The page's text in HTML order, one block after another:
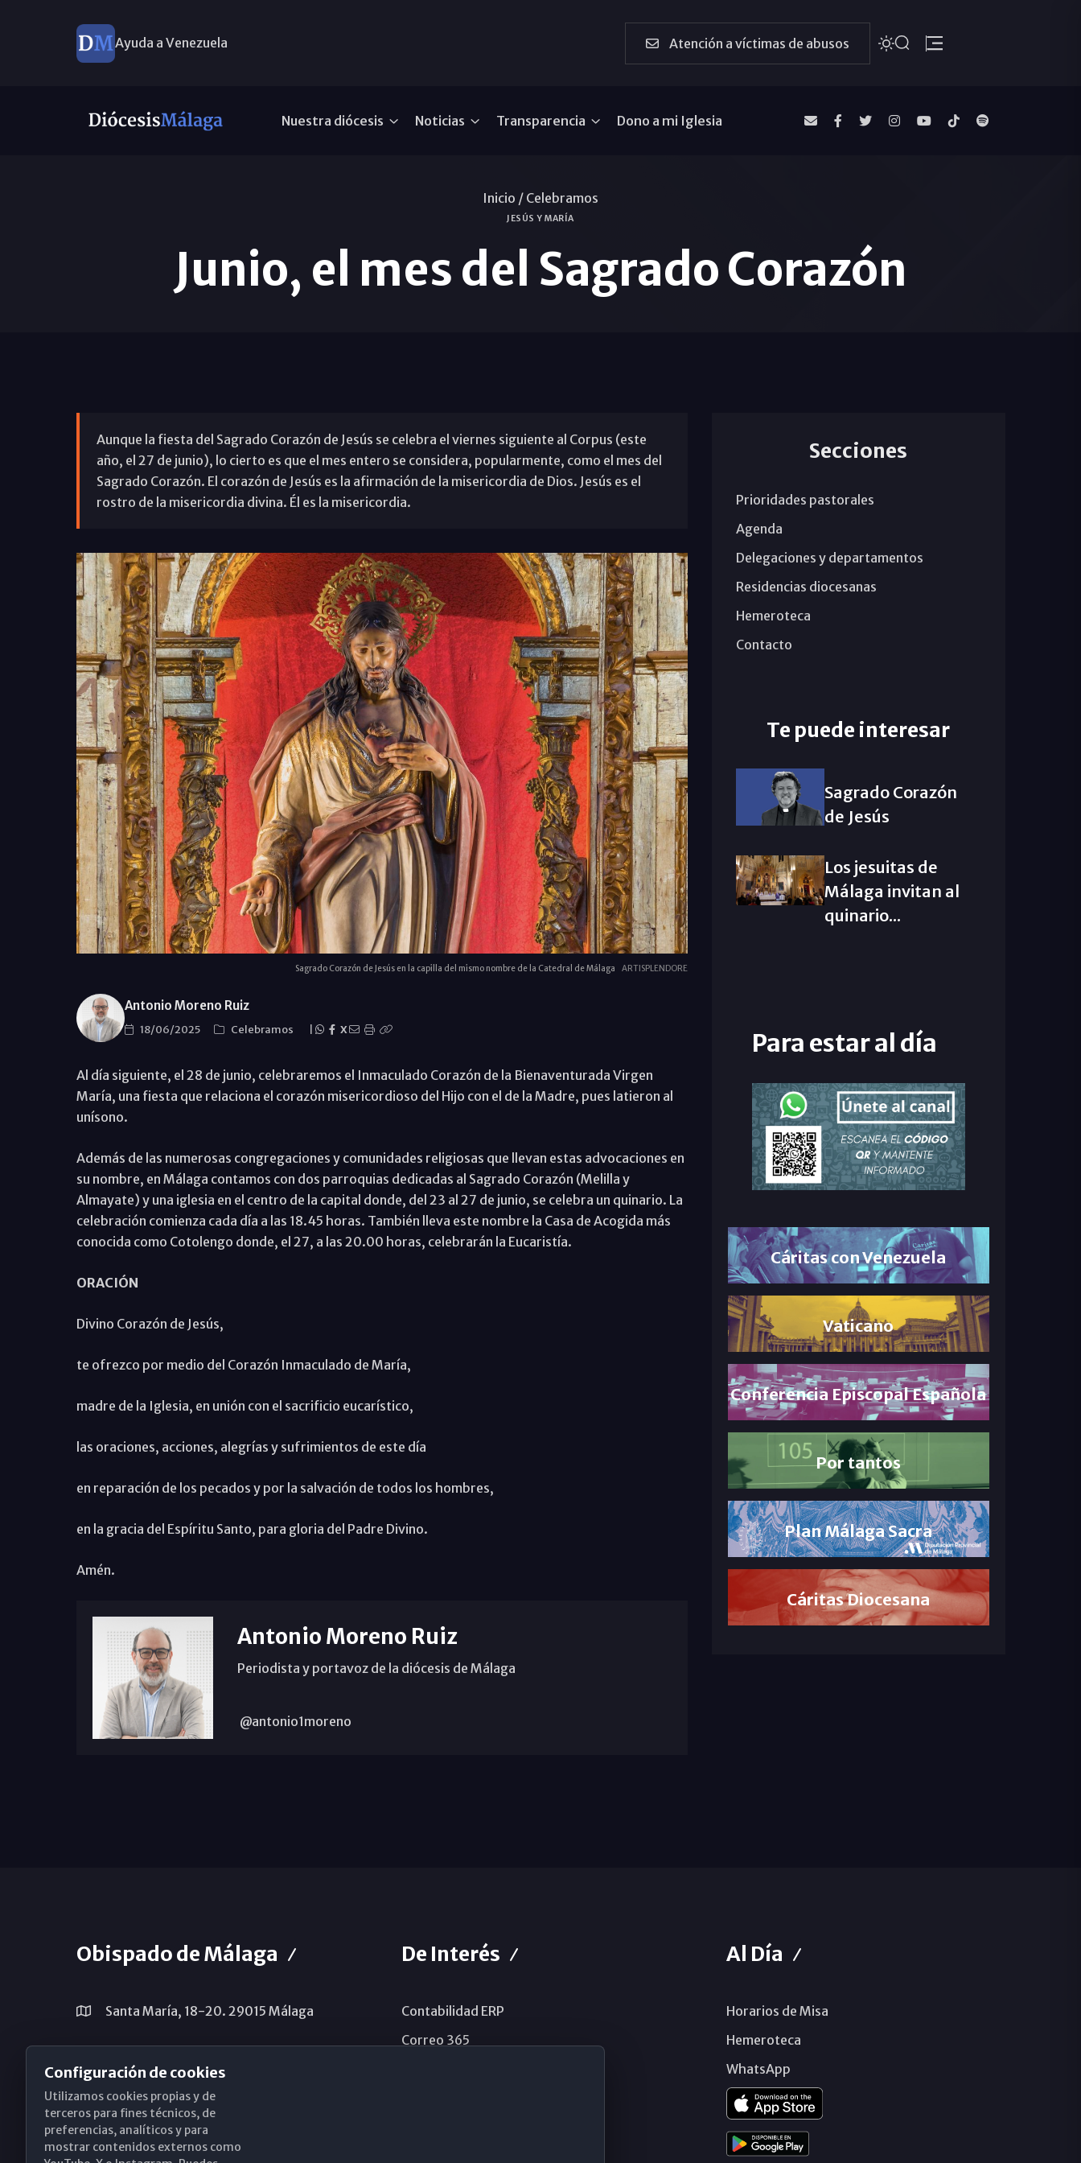
Ayuda a Venezuela Atención a víctimas de abusos
Nuestra diócesis Noticias Transparencia Dono a mi Iglesia
Inicio / Celebramos
JESÚS Y MARÍA
Junio, el mes del Sagrado Corazón
Aunque la fiesta del Sagrado Corazón de Jesús se celebra el viernes siguiente al Corpus (este
año, el 27 de junio), lo cierto es que el mes entero se considera, popularmente, como el mes del
Sagrado Corazón. El corazón de Jesús es la afirmación de la misericordia de Dios. Jesús es el
rostro de la misericordia divina. Él es la misericordia.
Sagrado Corazón de Jesús en la capilla del mismo nombre de la Catedral de Málaga ARTISPLENDORE
Antonio Moreno Ruiz
18/06/2025 Celebramos X
Al día siguiente, el 28 de junio, celebraremos el Inmaculado Corazón de la Bienaventurada Virgen
María, una fiesta que relaciona el corazón misericordioso del Hijo con el de la Madre, pues latieron al
unísono.
Además de las numerosas congregaciones y comunidades religiosas que llevan estas advocaciones en
su nombre, en Málaga contamos con dos parroquias dedicadas al Sagrado Corazón (Melilla y
Almayate) y una iglesia en el centro de la capital donde, del 23 al 27 de junio, se celebra un quinario. La
celebración comienza cada día a las 18.45 horas. También lleva este nombre la Casa de Acogida más
conocida como Cotolengo donde, el 27, a las 20.00 horas, celebrarán la Eucaristía.
ORACIÓN
Divino Corazón de Jesús,
te ofrezco por medio del Corazón Inmaculado de María,
madre de la Iglesia, en unión con el sacrificio eucarístico,
las oraciones, acciones, alegrías y sufrimientos de este día
en reparación de los pecados y por la salvación de todos los hombres,
en la gracia del Espíritu Santo, para gloria del Padre Divino.
Amén.
Antonio Moreno Ruiz
Periodista y portavoz de la diócesis de Málaga
@antonio1moreno
Secciones
Prioridades pastorales
Agenda
Delegaciones y departamentos
Residencias diocesanas
Hemeroteca
Contacto
Te puede interesar
Sagrado Corazón
de Jesús
Los jesuitas de
Málaga invitan al
quinario...
Para estar al día
Cáritas con Venezuela
Vaticano
Conferencia Episcopal Española
Por tantos
Plan Málaga Sacra
Cáritas Diocesana
Obispado de Málaga
Santa María, 18-20. 29015 Málaga
obispado@diocesismalaga.es
De Interés
Contabilidad ERP
Correo 365
Al Día
Horarios de Misa
Hemeroteca
WhatsApp
Configuración de cookies
Utilizamos cookies propias y de
terceros para fines técnicos, de
preferencias, analíticos y para
mostrar contenidos externos como